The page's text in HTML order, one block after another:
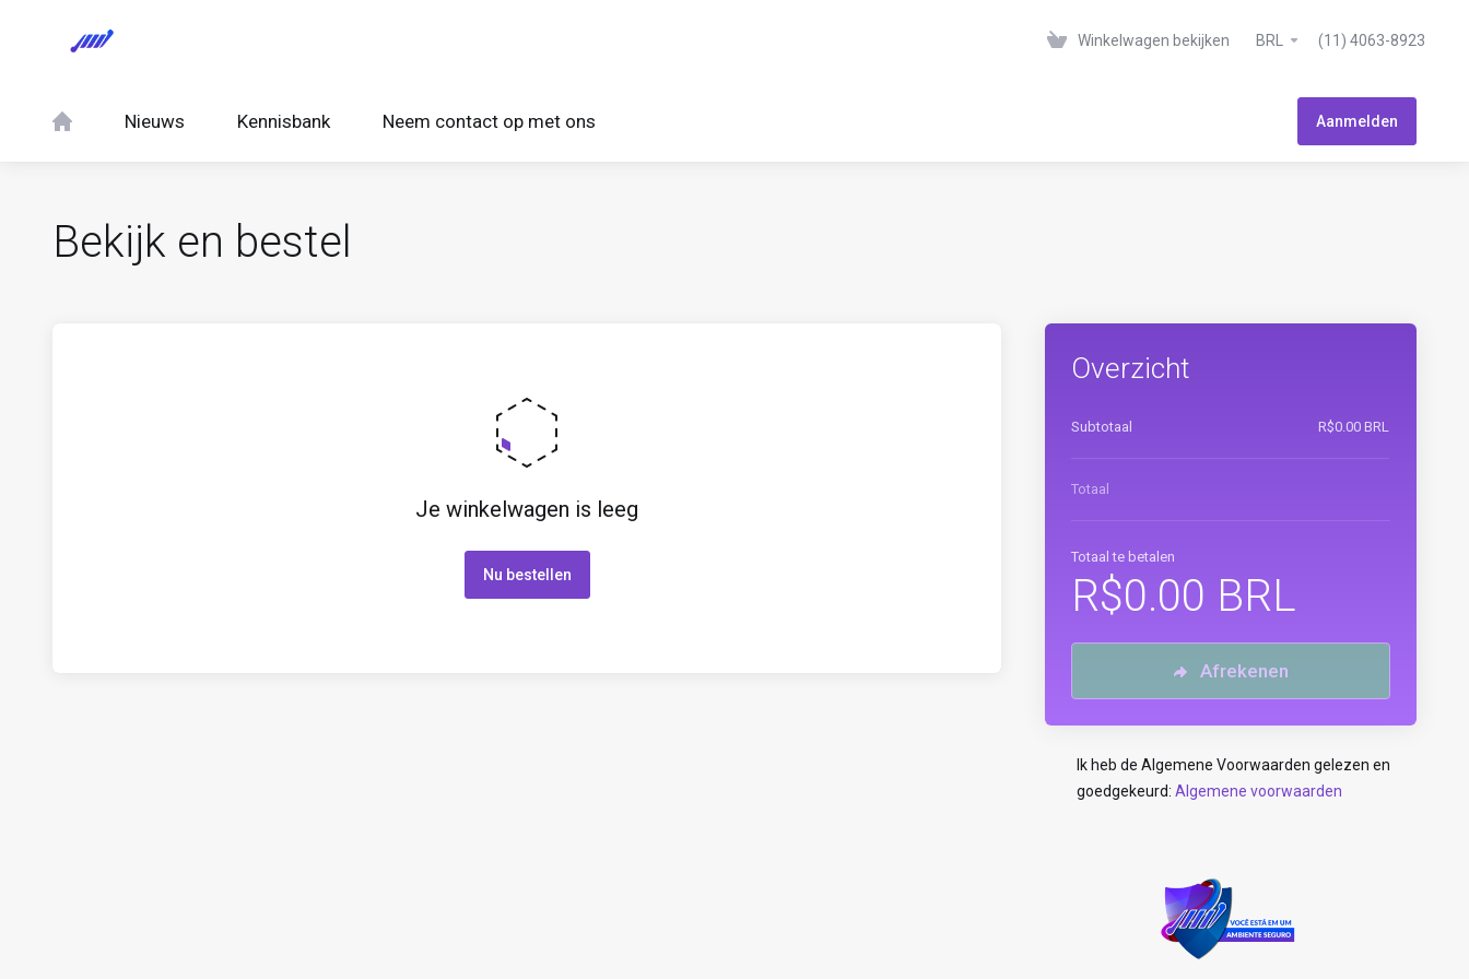
Winkelwagen bekijken BRL (11) 4063-8923
Nieuws Kennisbank Neem contact op met ons Aanmelden
Bekijk en bestel
Je winkelwagen is leeg
Nu bestellen
Overzicht
Subtotaal R$0.00 BRL
Totaal
Totaal te betalen
R$0.00 BRL
Afrekenen
Ik heb de Algemene Voorwaarden gelezen en
goedgekeurd: Algemene voorwaarden